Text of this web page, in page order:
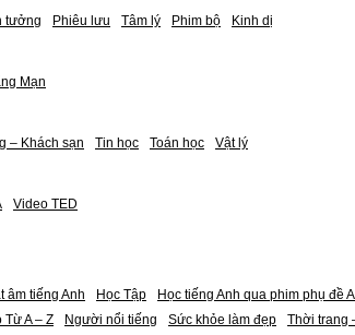
tưởng Phiêu lưu Tâm lý Phim bộ Kinh dị
Mạn
– Khách sạn Tin học Toán học Vật lý
Video TED
âm tiếng Anh Học Tập Học tiếng Anh qua phim phụ đề
A – Z Người nổi tiếng Sức khỏe làm đẹp Thời trang